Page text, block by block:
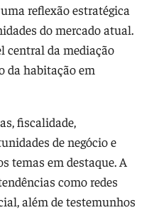
reflexão estratégica
do mercado atual.
central da mediação
da habitação em
fiscalidade,
de negócio e
temas em destaque. A
como redes
além de testemunhos